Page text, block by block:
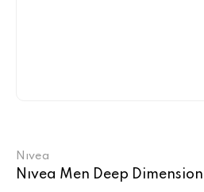
Nıvea
Nıvea Men Deep